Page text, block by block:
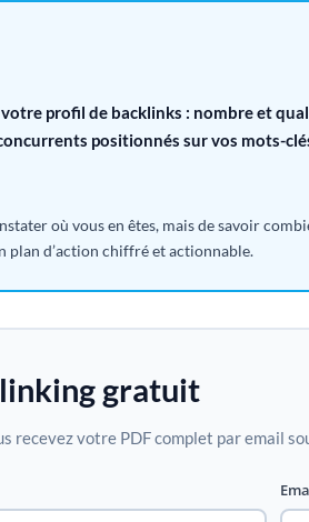
profil de backlinks : nombre et
positionnés sur vos mots-
où vous en êtes, mais de savoir
plan d’action chiffré et actionnable.
gratuit
recevez votre PDF complet par email